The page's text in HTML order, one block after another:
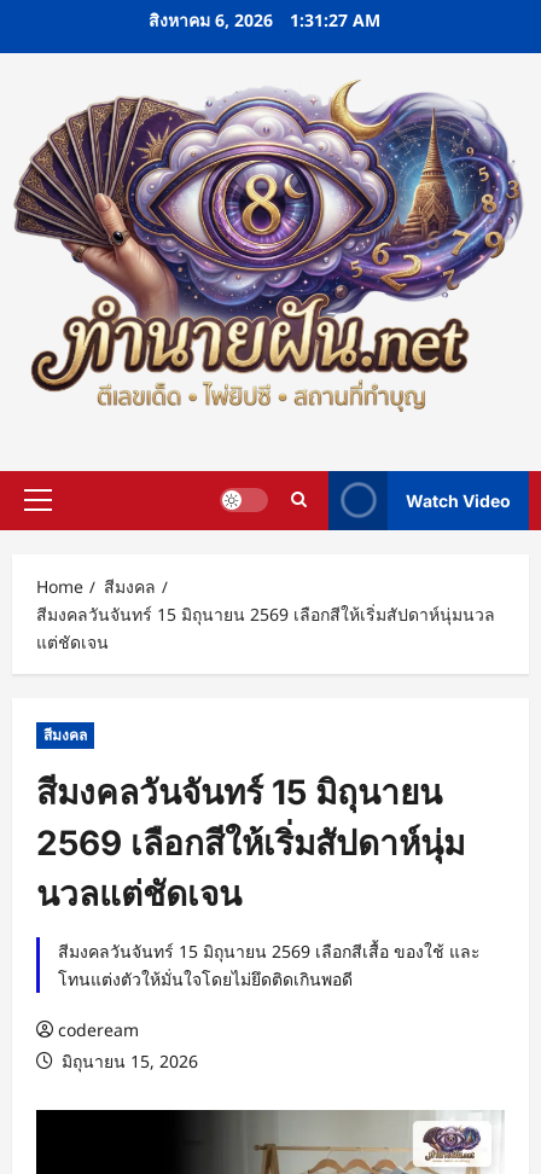
สิงหาคม 6, 2026 1:31:28 AM
Primary
Watch Video
Home
สีมงคล
สีมงคลวันจันทร์ 15 มิถุนายน 2569 เลือกสีให้เริ่มสัปดาห์นุ่มนวล
แต่ชัดเจน
สีมงคล
สีมงคลวันจันทร์ 15 มิถุนายน
2569 เลือกสีให้เริ่มสัปดาห์นุ่ม
นวลแต่ชัดเจน
สีมงคลวันจันทร์ 15 มิถุนายน 2569 เลือกสีเสื้อ ของใช้ และ
โทนแต่งตัวให้มั่นใจโดยไม่ยึดติดเกินพอดี
codeream
มิถุนายน 15, 2026